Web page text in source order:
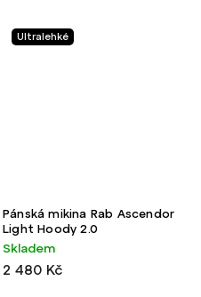
Ultralehké
Pánská mikina Rab Ascendor
Light Hoody 2.0
Skladem
2 480 Kč